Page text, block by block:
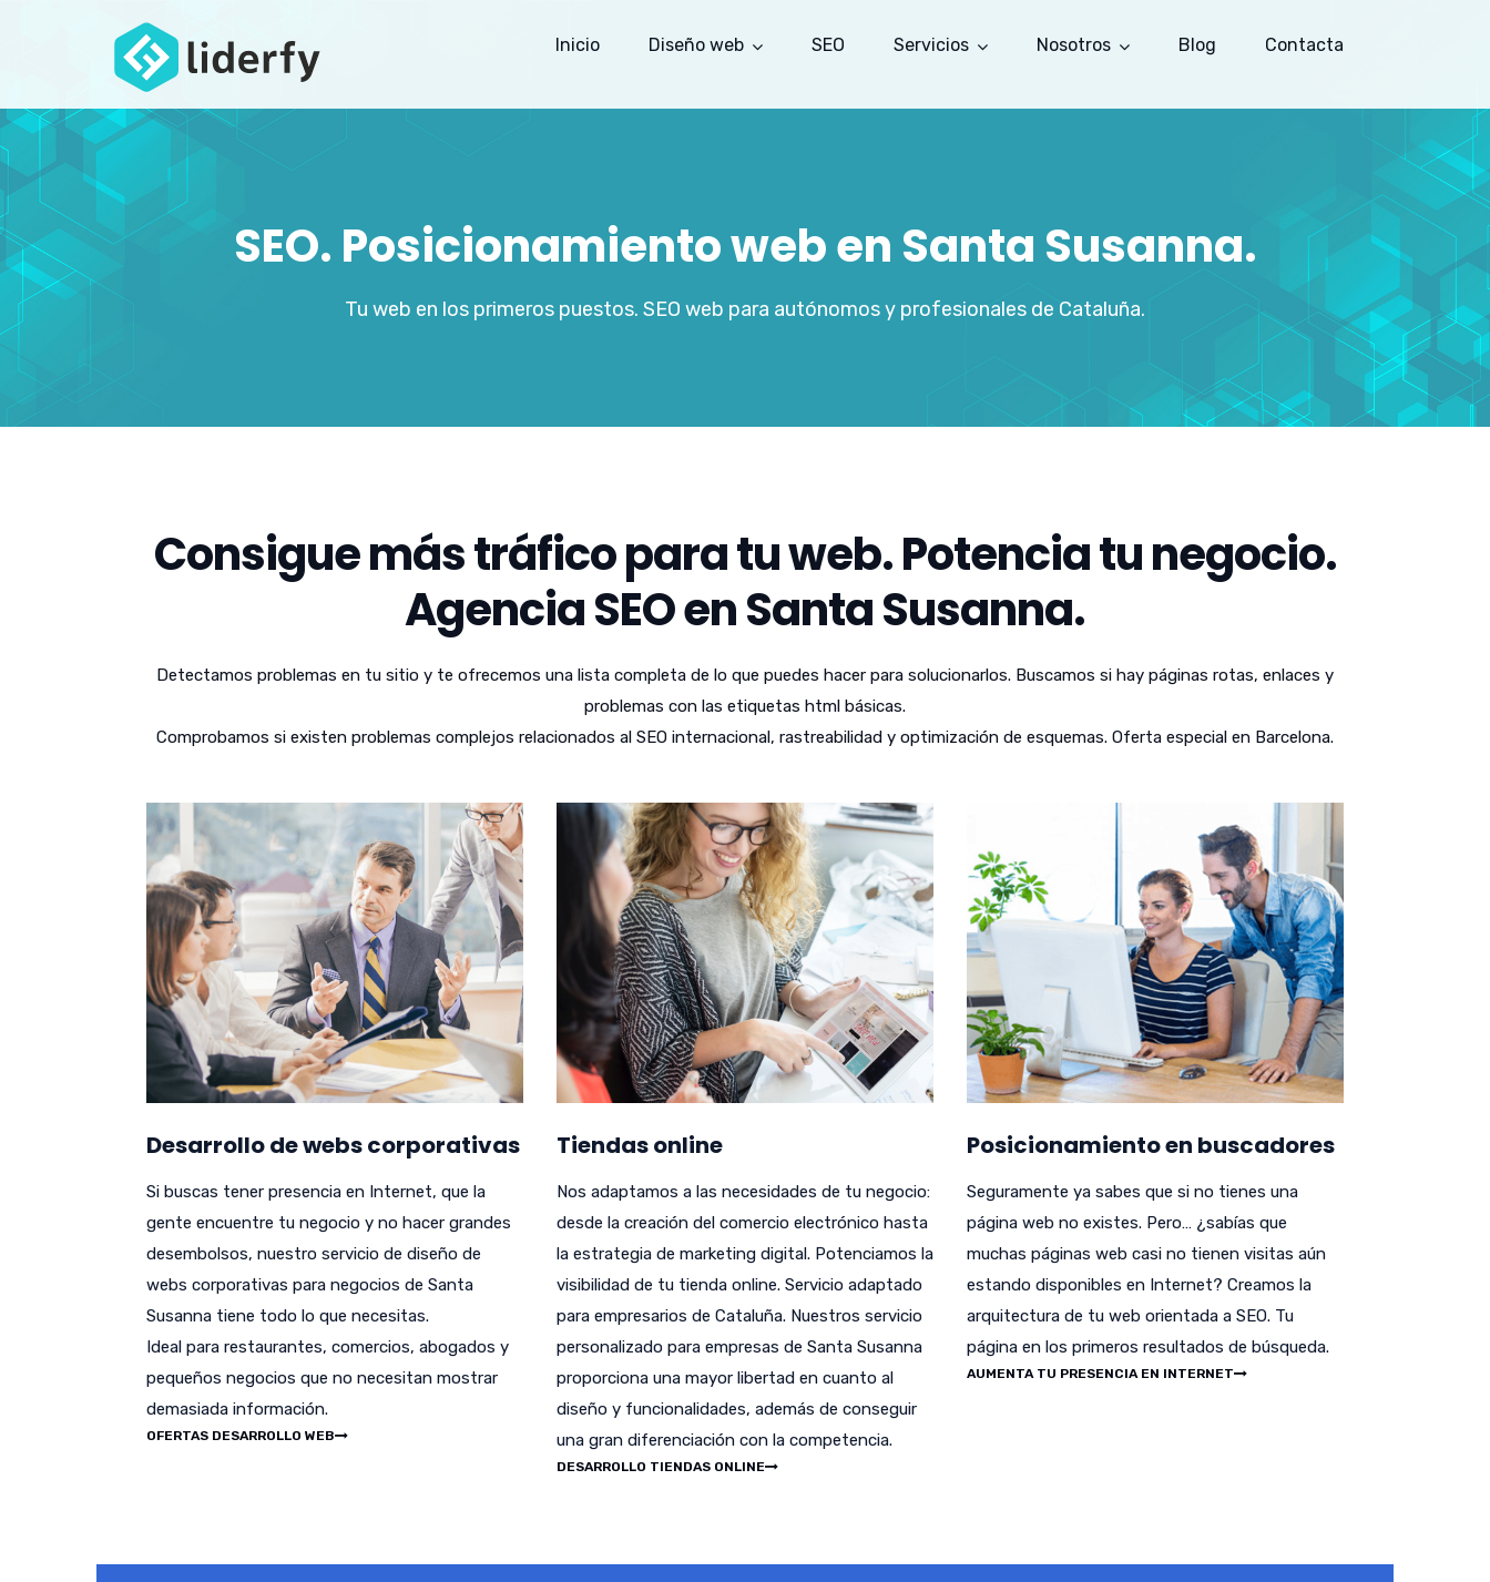
Inicio Diseño web SEO Servicios Nosotros Blog Contacta
SEO. Posicionamiento web en Santa Susanna.
Tu web en los primeros puestos. SEO web para autónomos y profesionales de Cataluña.
Consigue más tráfico para tu web. Potencia tu negocio.
Agencia SEO en Santa Susanna.
Detectamos problemas en tu sitio y te ofrecemos una lista completa de lo que puedes hacer para solucionarlos. Buscamos si hay páginas rotas, enlaces y
problemas con las etiquetas html básicas.
Comprobamos si existen problemas complejos relacionados al SEO internacional, rastreabilidad y optimización de esquemas. Oferta especial en Barcelona.
Desarrollo de webs corporativas
Si buscas tener presencia en Internet, que la
gente encuentre tu negocio y no hacer grandes
desembolsos, nuestro servicio de diseño de
webs corporativas para negocios de Santa
Susanna tiene todo lo que necesitas.
Ideal para restaurantes, comercios, abogados y
pequeños negocios que no necesitan mostrar
demasiada información.
OFERTAS DESARROLLO WEB
Tiendas online
Nos adaptamos a las necesidades de tu negocio:
desde la creación del comercio electrónico hasta
la estrategia de marketing digital. Potenciamos la
visibilidad de tu tienda online. Servicio adaptado
para empresarios de Cataluña. Nuestros servicio
personalizado para empresas de Santa Susanna
proporciona una mayor libertad en cuanto al
diseño y funcionalidades, además de conseguir
una gran diferenciación con la competencia.
DESARROLLO TIENDAS ONLINE
Posicionamiento en buscadores
Seguramente ya sabes que si no tienes una
página web no existes. Pero… ¿sabías que
muchas páginas web casi no tienen visitas aún
estando disponibles en Internet? Creamos la
arquitectura de tu web orientada a SEO. Tu
página en los primeros resultados de búsqueda.
AUMENTA TU PRESENCIA EN INTERNET